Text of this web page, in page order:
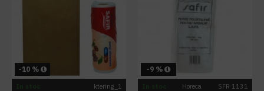
-10 %
ktering_1
-9 %
Horeca SFR 1131